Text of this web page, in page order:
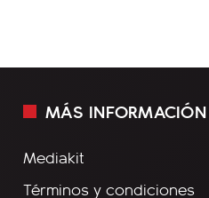
MÁS INFORMACIÓN
Mediakit
Términos y condiciones